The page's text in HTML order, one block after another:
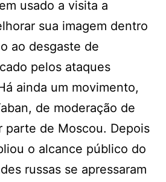
usado a visita a
sua imagem dentro
ao desgaste de
pelos ataques
ainda um movimento,
de moderação de
parte de Moscou. Depois
o alcance público do
russas se apressaram